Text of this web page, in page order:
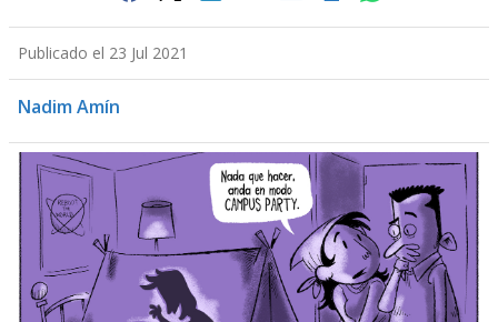
Publicado el 23 Jul 2021
Nadim Amín